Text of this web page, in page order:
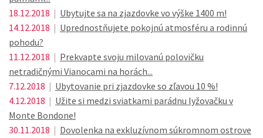
18.12.2018 | Ubytujte sa na zjazdovke vo výške 1400 m!
14.12.2018 | Uprednostňujete pokojnú atmosféru a rodinnú
pohodu?
11.12.2018 | Prekvapte svoju milovanú polovičku
netradičnými Vianocami na horách...
7.12.2018 | Ubytovanie pri zjazdovke so zľavou 10 %!
4.12.2018 | Užite si medzi sviatkami parádnu lyžovačku v
Monte Bondone!
30.11.2018 | Dovolenka na exkluzívnom súkromnom ostrove